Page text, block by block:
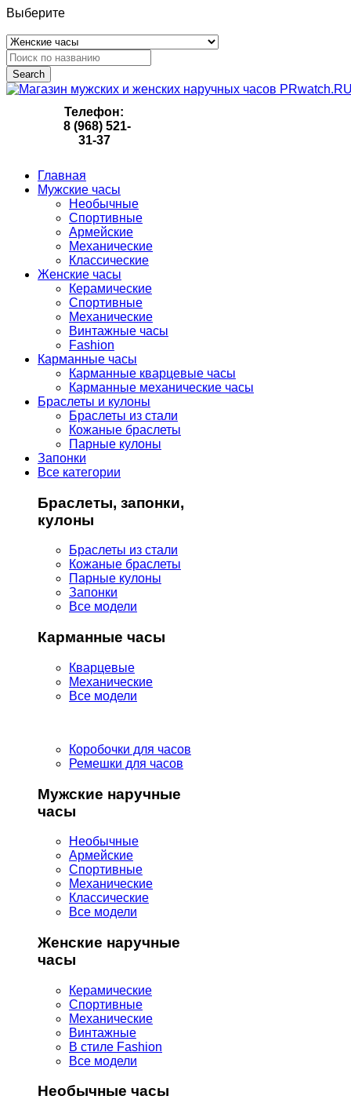
Выберите
Search
Телефон:
8 (968) 521-
31-37
Главная
Мужские часы
Необычные
Спортивные
Армейские
Механические
Классические
Женские часы
Керамические
Спортивные
Механические
Винтажные часы
Fashion
Карманные часы
Карманные кварцевые часы
Карманные механические часы
Браслеты и кулоны
Браслеты из стали
Кожаные браслеты
Парные кулоны
Запонки
Все категории
Браслеты, запонки,
кулоны
Браслеты из стали
Кожаные браслеты
Парные кулоны
Запонки
Все модели
Карманные часы
Кварцевые
Механические
Все модели
Коробочки для часов
Ремешки для часов
Мужские наручные
часы
Необычные
Армейские
Спортивные
Механические
Классические
Все модели
Женские наручные
часы
Керамические
Спортивные
Механические
Винтажные
В стиле Fashion
Все модели
Необычные часы